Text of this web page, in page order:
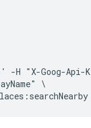
-H "X-Goog-Api-
\